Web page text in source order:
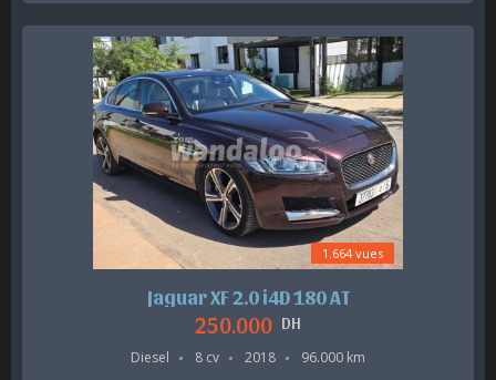
1.664 vues
Jaguar XF 2.0 i4D 180 AT
250.000 DH
Diesel 8 cv 2018 96.000 km